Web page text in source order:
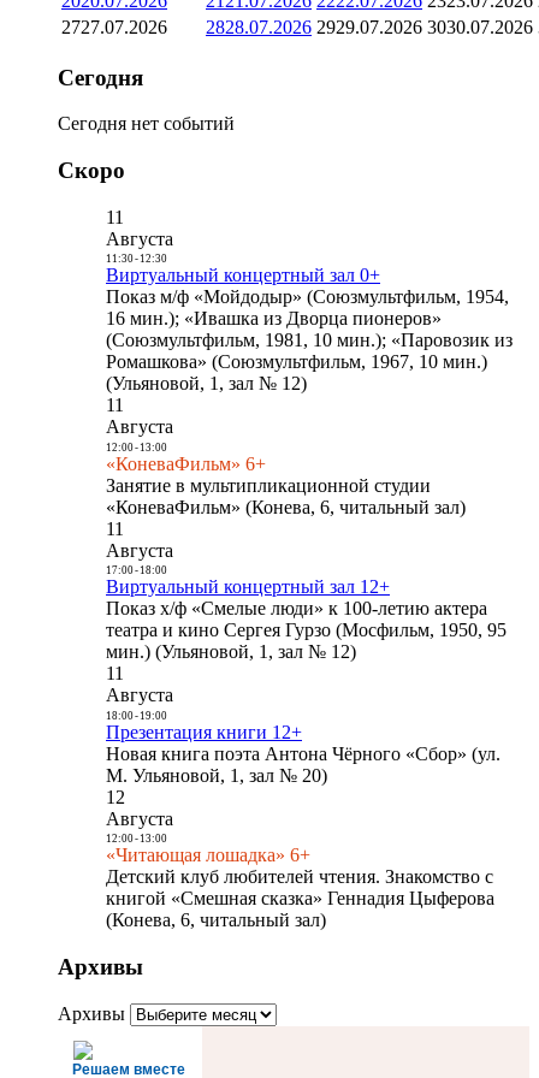
2727.07.2026 2828.07.2026 2929.07.2026 3030.07.2026
Сегодня
Сегодня нет событий
Скоро
11
Августа
11:30- 12:30
Виртуальный концертный зал 0+
Показ м/ф «Мойдодыр» (Союзмультфильм, 1954,
16 мин.); «Ивашка из Дворца пионеров»
(Союзмультфильм, 1981, 10 мин.); «Паровозик из
Ромашкова» (Союзмультфильм, 1967, 10 мин.)
(Ульяновой, 1, зал № 12)
11
Августа
12:00- 13:00
«КоневаФильм» 6+
Занятие в мультипликационной студии
«КоневаФильм» (Конева, 6, читальный зал)
11
Августа
17:00- 18:00
Виртуальный концертный зал 12+
Показ х/ф «Смелые люди» к 100-летию актера
театра и кино Сергея Гурзо (Мосфильм, 1950, 95
мин.) (Ульяновой, 1, зал № 12)
11
Августа
18:00- 19:00
Презентация книги 12+
Новая книга поэта Антона Чёрного «Сбор» (ул.
М. Ульяновой, 1, зал № 20)
12
Августа
12:00- 13:00
«Читающая лошадка» 6+
Детский клуб любителей чтения. Знакомство с
книгой «Смешная сказка» Геннадия Цыферова
(Конева, 6, читальный зал)
Архивы
Архивы
Решаем вместе